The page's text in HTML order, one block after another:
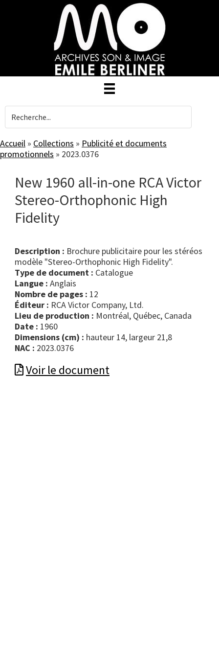
Accueil » Collections » Publicité et documents
promotionnels » 2023.0376
New 1960 all-in-one RCA Victor
Stereo-Orthophonic High
Fidelity
Description : Brochure publicitaire pour les stéréos
modèle "Stereo-Orthophonic High Fidelity".
Type de document :
catalogue
Langue : Anglais
Nombre de pages : 12
Éditeur : RCA Victor Company, Ltd.
Lieu de production : Montréal, Québec, Canada
Date : 1960
Dimensions (cm) : hauteur 14, largeur 21,8
NAC : 2023.0376
Voir le document